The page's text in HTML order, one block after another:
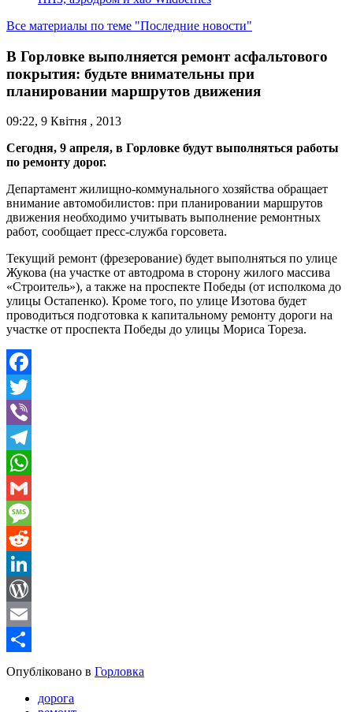
Все материалы по теме "Последние новости"
В Горловке выполняется ремонт асфальтового
покрытия: будьте внимательны при
планировании маршрутов движения
09:22, 9 Квітня , 2013
Сегодня, 9 апреля, в Горловке будут выполняться работы
по ремонту дорог.
Департамент жилищно-коммунального хозяйства обращает
внимание автомобилистов: при планировании маршрутов
движения необходимо учитывать выполнение ремонтных
работ, сообщает пресс-служба горсовета.
Текущий ремонт (фрезерование) будет выполняться по улице
Жукова (на участке от автодрома в сторону жилого массива
«Строитель»), а также на проспекте Победы (от исполкома до
улицы Остапенко). Кроме того, по улице Изотова будет
проводиться подготовка к капитальному ремонту дороги на
участке от проспекта Победы до улицы Мориса Тореза.
Facebook
Twitter
Viber
Telegram
WhatsApp
Gmail
Message
Reddit
LinkedIn
WordPress
Email
Share
Опубліковано в Горловка
дорога